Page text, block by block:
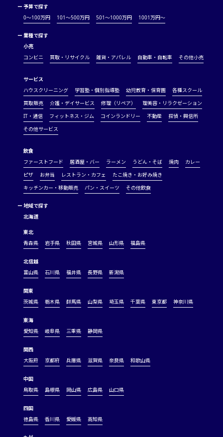
ー 予算で探す
0～100万円
101～500万円 501～1000万円 1001万円〜
ー 業種で探す
小売
コンビニ
買取・リサイクル 雑貨・アパレル 自動車・自転車 その他小売
サービス
ハウスクリーニング
学習塾・個別指導塾 幼児教育・保育園
各種スクール
買取販売
介護・デイサービス 修理（リペア）
理美容・リラクゼーション
IT・通信
フィットネス・ジム コインランドリー 不動産
探偵・興信所
その他サービス
飲食
ファーストフード
居酒屋・バー ラーメン うどん・そば 焼肉
カレー
ピザ
お弁当 レストラン・カフェ
たこ焼き・お好み焼き
キッチンカー・移動販売
パン・スイーツ その他飲食
ー 地域で探す
北海道
東北
青森県
岩手県 秋田県 宮城県 山形県 福島県
北信越
富山県
石川県 福井県 長野県 新潟県
関東
茨城県
栃木県 群馬県 山梨県 埼玉県 千葉県 東京都 神奈川県
東海
愛知県
岐阜県 三重県 静岡県
関西
大阪府
京都府 兵庫県 滋賀県 奈良県 和歌山県
中国
鳥取県
島根県 岡山県 広島県 山口県
四国
徳島県
香川県 愛媛県 高知県